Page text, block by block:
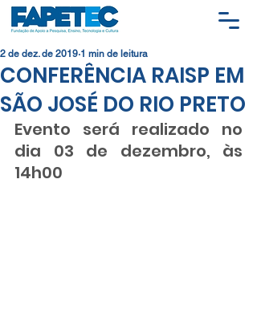
CONFERÊNCIA RAISP EM
SÃO JOSÉ DO RIO PRETO
2 de dez. de 2019 1 min de leitura
Evento será realizado no
dia 03 de dezembro, às
14h00